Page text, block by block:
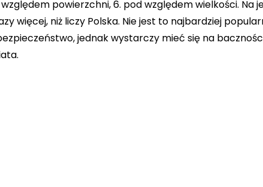
powierzchni, 6. pod względem wielkości. Na
więcej, niż liczy Polska. Nie jest to najbardziej
jednak wystarczy mieć się na